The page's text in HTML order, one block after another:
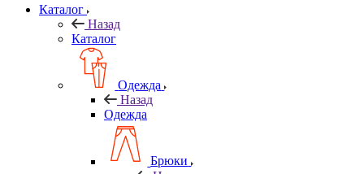
Каталог
Назад
Каталог
Одежда
Назад
Одежда
Брюки